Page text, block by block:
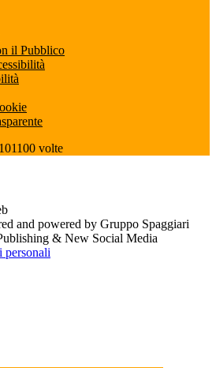
il Pubblico
101100 volte
and powered by Gruppo Spaggiari
& New Social Media
personali